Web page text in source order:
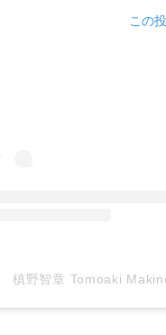
この
槙野智章 Tomoaki